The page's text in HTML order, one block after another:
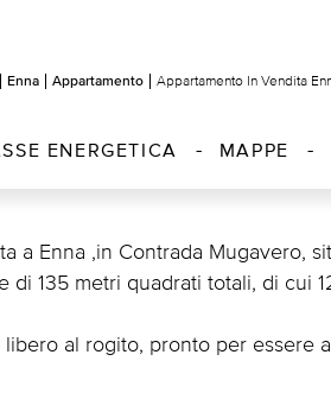
Enna Appartamento Appartamento In Vendita
ENERGETICA MAPPE
a Enna ,in Contrada Mugavero,
di 135 metri quadrati totali, di cui
al rogito, pronto per essere